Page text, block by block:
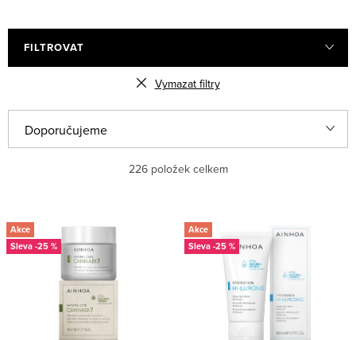
Pleťová kosmetika pro muže
FILTROVAT
Vymazat filtry
Řazení produktů
Doporučujeme
Nejprodávanější
Abecedně
226položek celkem
Výpis produktů
Akce
-25 %
Akce
-25 %